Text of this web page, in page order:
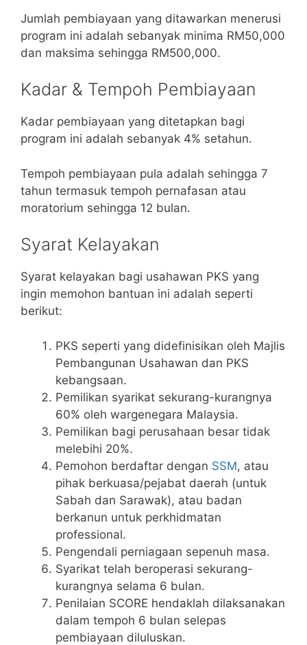
Jumlah pembiayaan yang ditawarkan menerusi
program ini adalah sebanyak minima RM50,000
dan maksima sehingga RM500,000.
Kadar & Tempoh Pembiayaan
Kadar pembiayaan yang ditetapkan bagi
program ini adalah sebanyak 4% setahun.
Tempoh pembiayaan pula adalah sehingga 7
tahun termasuk tempoh pernafasan atau
moratorium sehingga 12 bulan.
Syarat Kelayakan
Syarat kelayakan bagi usahawan PKS yang
ingin memohon bantuan ini adalah seperti
berikut:
PKS seperti yang didefinisikan oleh Majlis
Pembangunan Usahawan dan PKS
kebangsaan.
Pemilikan syarikat sekurang-kurangnya
60% oleh wargenegara Malaysia.
Pemilikan bagi perusahaan besar tidak
melebihi 20%.
Pemohon berdaftar dengan SSM, atau
pihak berkuasa/pejabat daerah (untuk
Sabah dan Sarawak), atau badan
berkanun untuk perkhidmatan
professional.
Pengendali perniagaan sepenuh masa.
Syarikat telah beroperasi sekurang-
kurangnya selama 6 bulan.
Penilaian SCORE hendaklah dilaksanakan
dalam tempoh 6 bulan selepas
pembiayaan diluluskan.